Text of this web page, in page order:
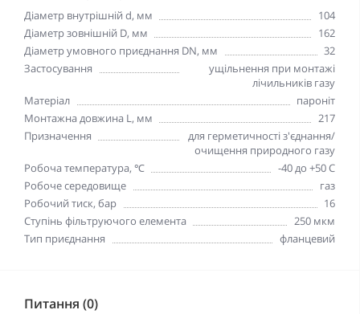
Діаметр внутрішній d, мм
104
Діаметр зовнішній D, мм
162
Діаметр умовного приєднання DN, мм
32
Застосування
ущільнення при монтажі
лічильників газу
Матеріал
пароніт
Монтажна довжина L, мм
217
Призначення
для герметичності з'єднання/
очищення природного газу
Робоча температура, ℃
-40 до +50 C
Робоче середовище
газ
Робочий тиск, бар
16
Ступінь фільтруючого елемента
250 мкм
Тип приєднання
фланцевий
Питання (0)